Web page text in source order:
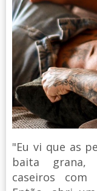
"Eu vi que as
baita grana,
caseiros com